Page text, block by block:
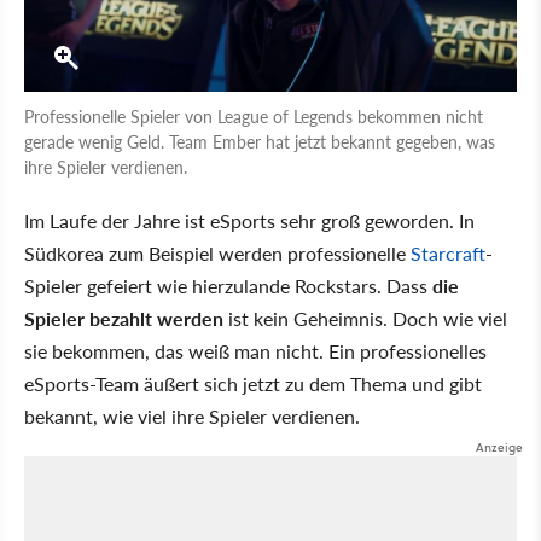
Professionelle Spieler von League of Legends bekommen nicht
gerade wenig Geld. Team Ember hat jetzt bekannt gegeben, was
ihre Spieler verdienen.
Im Laufe der Jahre ist eSports sehr groß geworden. In
Südkorea zum Beispiel werden professionelleStarcraft-
Spieler gefeiert wie hierzulande Rockstars. Dassdie
Spieler bezahlt werden ist kein Geheimnis. Doch wie viel
sie bekommen, das weiß man nicht. Ein professionelles
eSports-Team äußert sich jetzt zu dem Thema und gibt
bekannt, wie viel ihre Spieler verdienen.